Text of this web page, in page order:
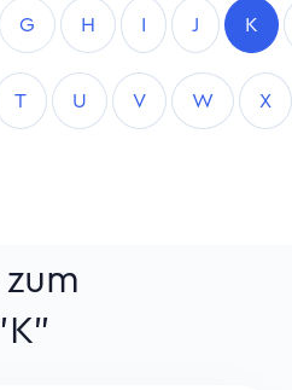
G H I J K
T U V W X